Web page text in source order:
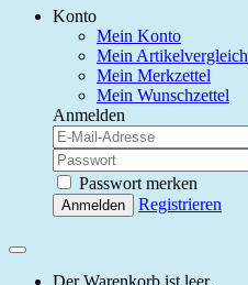
Konto
Mein Konto
Mein Artikelvergleich
Mein Merkzettel
Mein Wunschzettel
Anmelden
Passwort merken
Anmelden Registrieren
Der Warenkorb ist leer.